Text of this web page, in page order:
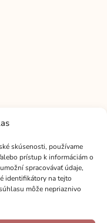
skúsenosti, používame
prístup k informáciám o
spracovávať údaje,
identifikátory na tejto
môže nepriaznivo